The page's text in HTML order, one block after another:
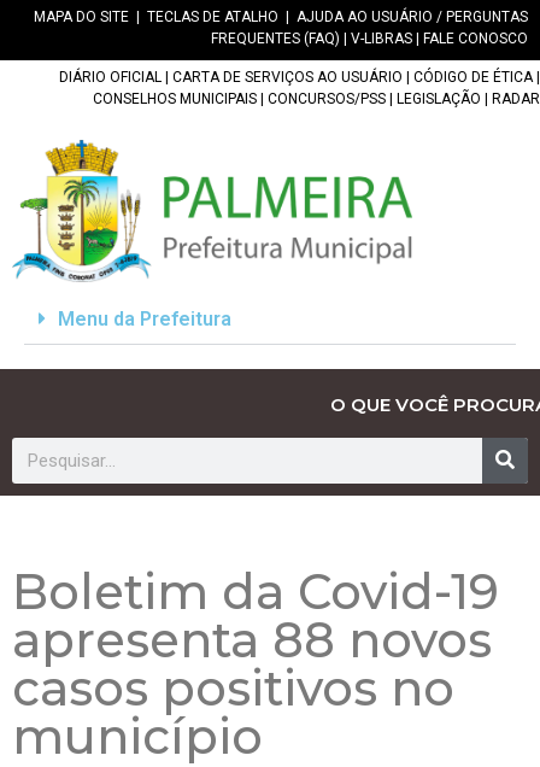
MAPA DO SITE TECLAS DE ATALHO
AJUDA AO USUÁRIO / PERGUNTAS
FREQUENTES (FAQ)
V-LIBRAS FALE CONOSCO
DIÁRIO OFICIAL CARTA DE SERVIÇOS AO USUÁRIO CÓDIGO DE ÉTICA|
CONSELHOS MUNICIPAIS
CONCURSOS/PSS LEGISLAÇÃO RADAR
Menu da Prefeitura
O QUE VOCÊ
Boletim da Covid-19
apresenta 88 novos
casos positivos no
município